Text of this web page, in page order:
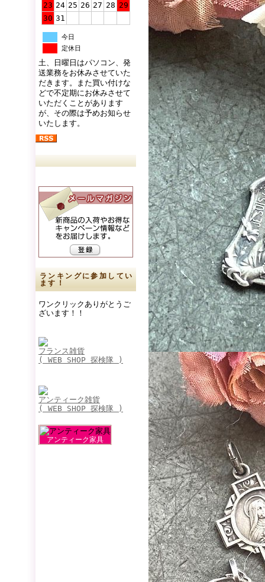
23 24 25 26 27 28 29
30 31
今日
定休日
土、日曜日はパソコン、発
送業務をお休みさせていた
だきます。また買い付けな
どで不定期にお休みさせて
いただくことがあります
が、その際は予めお知らせ
いたします。
ランキングに参加してい
ます！
ワンクリックありがとうご
ざいます！！
フランス雑貨
( WEB SHOP 探検隊 )
アンティーク雑貨
( WEB SHOP 探検隊 )
アンティーク家具